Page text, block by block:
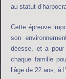
au statut
Cette épreuve
son
déesse, et a
chaque famille
l’âge de 22 ans, à